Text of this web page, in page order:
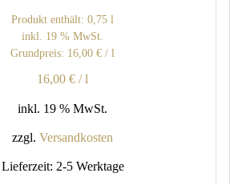
Produkt enthält: 0,75 l
inkl. 19 % MwSt.
Grundpreis: 16,00 € / l
16,00 € /l
inkl. 19 % MwSt.
zzgl. Versandkosten
Lieferzeit: 2-5 Werktage